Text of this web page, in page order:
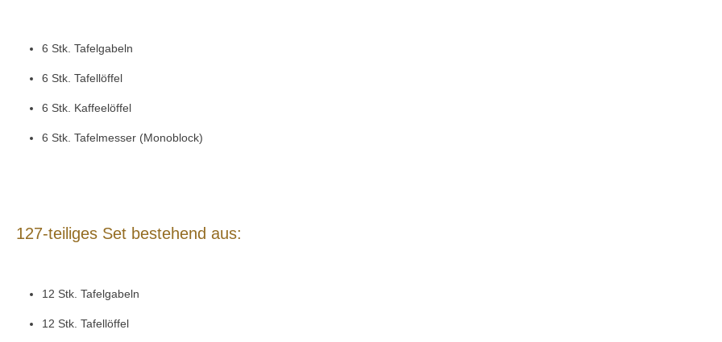
6 Stk. Tafelgabeln
6 Stk. Tafellöffel
6 Stk. Kaffeelöffel
6 Stk. Tafelmesser (Monoblock)
127-teiliges Set bestehend aus:
12 Stk. Tafelgabeln
12 Stk. Tafellöffel